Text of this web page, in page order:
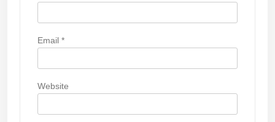
Email *
Website